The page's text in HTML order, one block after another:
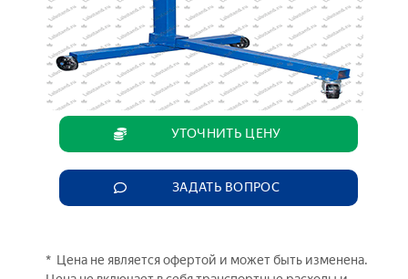
УТОЧНИТЬ ЦЕНУ
ЗАДАТЬ ВОПРОС
* Цена не является офертой и может быть изменена.